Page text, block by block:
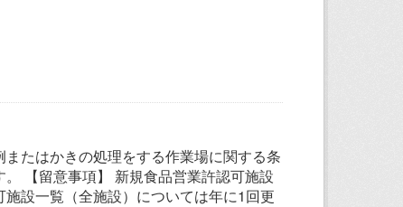
たはかきの処理をする作業場に関する条
【留意事項】 新規食品営業許認可施設
設一覧（全施設）については年に1回更